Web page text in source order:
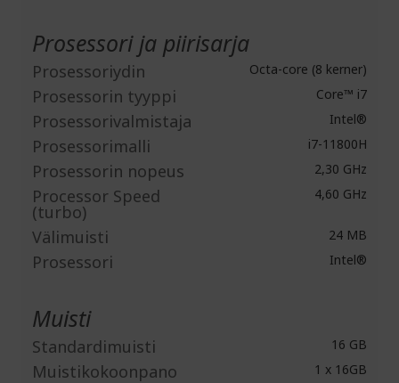
Prosessori ja piirisarja
Prosessoriydin Octa-core (8 kerner)
Prosessorin tyyppi Core™ i7
Prosessorivalmistaja Intel®
Prosessorimalli i7-11800H
Prosessorin nopeus 2,30 GHz
Processor Speed
(turbo)
4,60 GHz
Välimuisti 24 MB
Prosessori Intel®
Muisti
Standardimuisti 16 GB
Muistikokoonpano 1 x 16GB